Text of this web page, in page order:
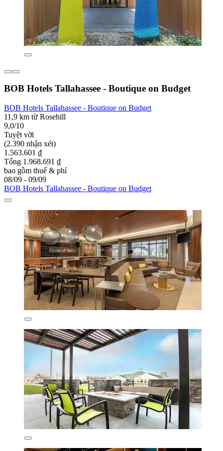
BOB Hotels Tallahassee - Boutique on Budget
BOB Hotels Tallahassee - Boutique on Budget
11,9 km từ Rosehill
9,0/10
Tuyệt vời
(2.390 nhận xét)
1.563.601 ₫
Tổng 1.968.691 ₫
bao gồm thuế & phí
08/09 - 09/09
BOB Hotels Tallahassee - Boutique on Budget